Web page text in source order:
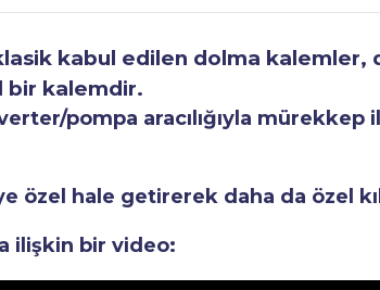
kabul edilen dolma
bir kalemdir.
pompa aracılığıyla mürekkep
özel hale getirerek daha da özel
ilişkin bir video: